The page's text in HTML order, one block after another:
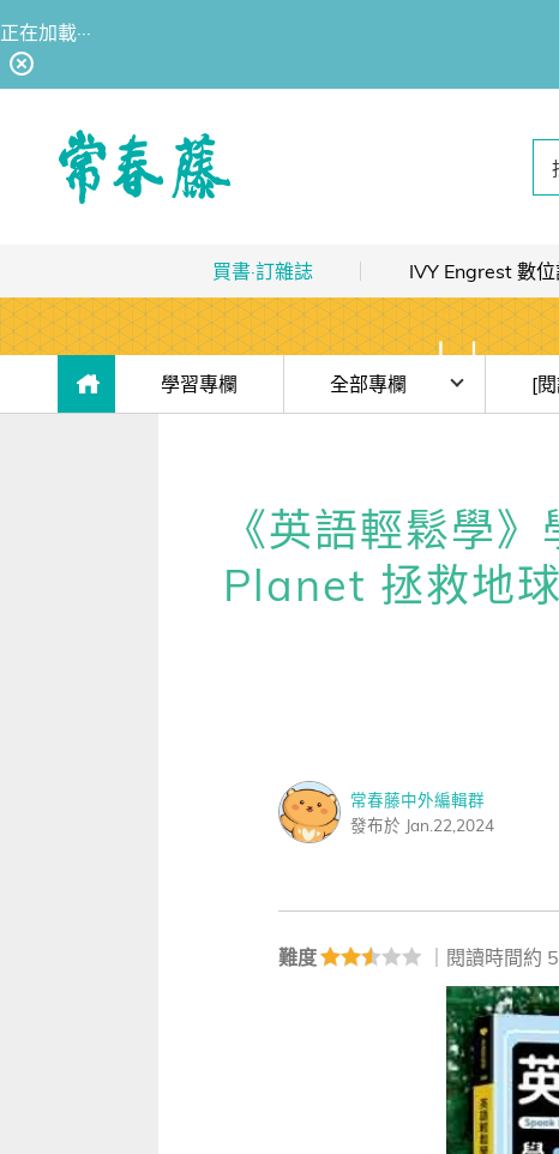
正在加載···
買書·訂雜誌
熱銷排行｜最多人買
限時優惠 hot
團體採購｜企業 / 補習班 hot
數位學習｜ 數位訂閱 / 線上課程 hot
IVY Engrest 數位訂閱制
｜長訂 / 當期 / 過刊
大專院校系列
IELTS 雅思
中級全民英檢
全民英檢實力養成
桌曆．月曆．行事曆
英語從頭學（英語輕鬆學）系列
發音．聽力．口說．會話
啟蒙～國小
低年級（7-8歲）
IVY Engrest 數位
數位訂閱制介紹
數位訂閱制-新手攻略
訂閱方案
高效學習計畫表
專屬閱讀區
單字收藏 / 小考複習區
訂閱制更新月誌
訂閱讀者回饋宣言
學習專欄 目前位於:
全部專欄
[閱讀] 入門·生活會話
[閱讀] 中階、日常實用文章
職場·商務應用
[閱讀] 高階、進階閱讀
[
生病不
別說
《英語輕鬆學
Planet 拯救地球
常春藤中外編輯群
發布於 Jan.22,2024
難度 ｜閱讀時間約